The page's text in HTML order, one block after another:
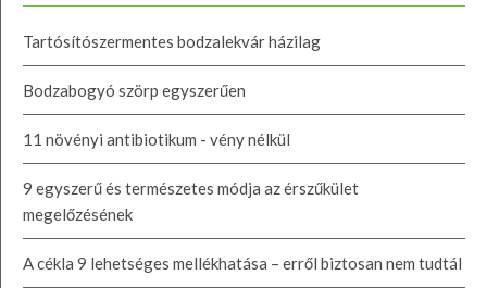
Tartósítószermentes bodzalekvár házilag
Bodzabogyó szörp egyszerűen
11 növényi antibiotikum - vény nélkül
9 egyszerű és természetes módja az érszűkület
megelőzésének
A cékla 9 lehetséges mellékhatása – erről biztosan nem tudtál